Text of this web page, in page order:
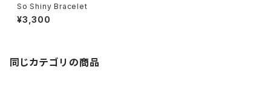
So Shiny Bracelet
¥3,300
同じカテゴリの商品